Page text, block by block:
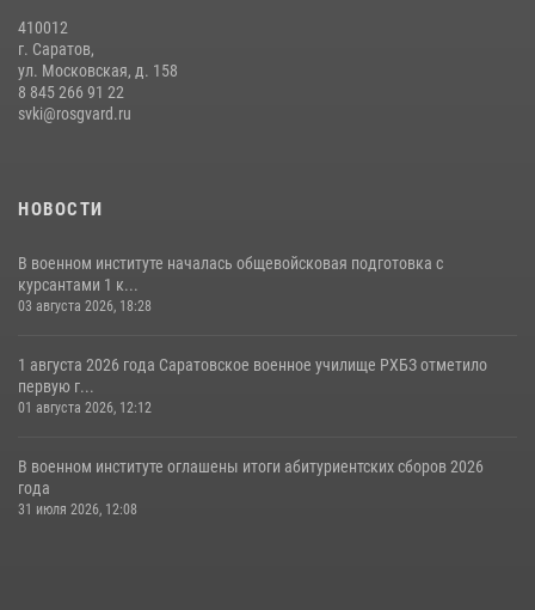
31 июля 2026, 12:08
410012
г. Саратов,
ул. Московская, д. 158
8 845 266 91 22
svki@rosgvard.ru
НОВОСТИ
В военном институте началась общевойсковая подготовка с
курсантами 1 к...
03 августа 2026, 18:28
1 августа 2026 года Саратовское военное училище РХБЗ отметило
первую г...
01 августа 2026, 12:12
В военном институте оглашены итоги абитуриентских сборов 2026
года
31 июля 2026, 12:08